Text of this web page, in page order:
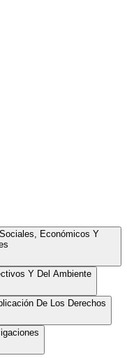
Económicos Y
Y Del Ambiente
De Los Derechos